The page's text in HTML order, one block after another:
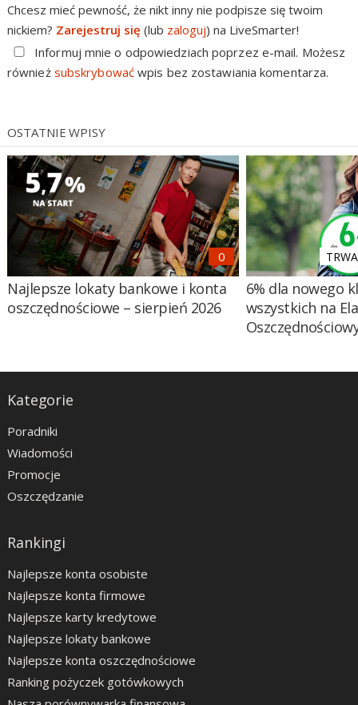
Chcesz mieć pewność, że nikt inny nie podpisze się twoim
nickiem? Zarejestruj się (lub zaloguj) na LiveSmarter!
Informuj mnie o odpowiedziach poprzez e-mail. Możesz
również subskrybowaćwpis bez zostawiania komentarza.
OSTATNIE WPISY
Najlepsze lokaty bankowe i konta
oszczędnościowe – sierpień 2026
6% dla nowego
wszystkich na
Kategorie
Poradniki
Wiadomości
Promocje
Oszczędzanie
Rankingi
Najlepsze konta osobiste
Najlepsze konta firmowe
Najlepsze karty kredytowe
Najlepsze lokaty bankowe
Najlepsze konta oszczędnościowe
Ranking pożyczek gotówkowych